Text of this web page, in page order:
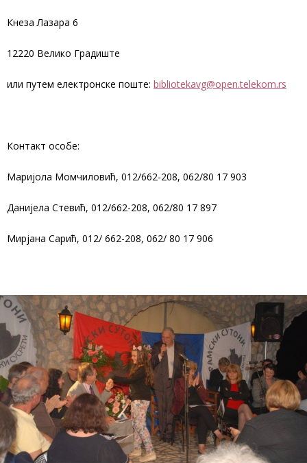
Кнеза Лазара 6
12220 Велико Градиште
или путем електронске поште: bibliotekavg@open.telekom.rs
Контакт особе:
Маријола Момчиловић, 012/662-208, 062/80 17 903
Данијела Стевић, 012/662-208, 062/80 17 897
Мирјана Сарић, 012/ 662-208, 062/ 80 17 906